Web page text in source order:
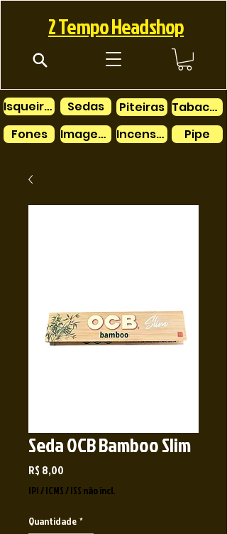
2 Tempo Headshop
Isqueiros
Fones
Sedas
Imagens
Piteiras
Tabacos
Incensos
Pipe
Seda OCB Bamboo Slim
R$ 8,00
IPI / ICMS / ISS não incl.
Quantidade *